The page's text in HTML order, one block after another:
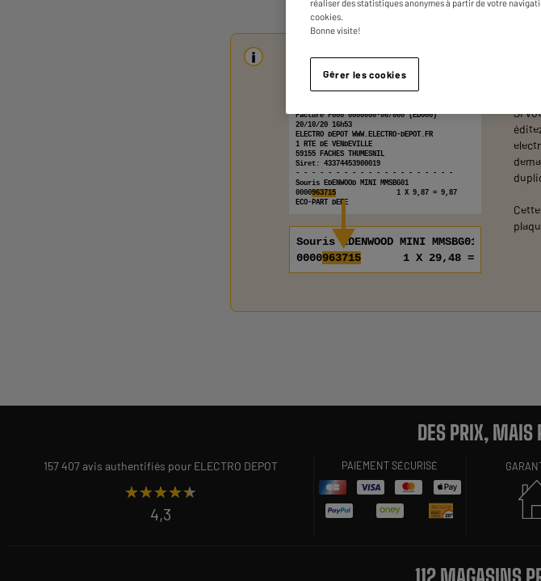
Comment récupérer ma référence
produit
Facture F000 0000000-00/000 (ED000)
20/10/20 16h53
ELECTRO DEPOT WWW.ELECTRO-DEPOT.FR
1 RTE DE VENDEVILLE
59155 FACHES THUMESNIL
Siret: 43374453900019
- - - - - - - - - - - - - - - - - - - -
Souris EDENWOOD MINI MMSBG01
0000963715 1 X 9,87 = 9,87
ECO-PART DEEE
Souris EDENWOOD MINI MMSBG01
0000963715 1 X 29,48 = 29,48
Si
DES PRIX, MAIS
157 407 avis authentifiés pour ELECTRO DEPOT
★★★★★
★★★★★
4,3
PAIEMENT SÉCURISÉ
112 MAGASINS
réaliser des statistiques anonymes à partir de votre
cookies.
Bonne visite!
Gérer les cookies